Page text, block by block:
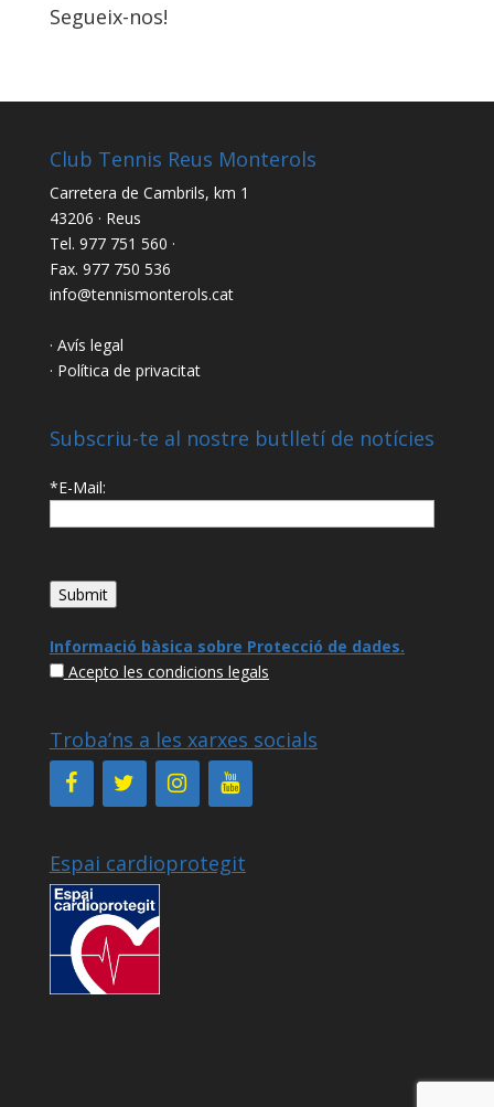
Segueix-nos!
Club Tennis Reus Monterols
Carretera de Cambrils, km 1
43206 · Reus
Tel. 977 751 560 ·
Fax. 977 750 536
info@tennismonterols.cat
· Avís legal
· Política de privacitat
Subscriu-te al nostre butlletí de notícies
*E-Mail:
Informació bàsica sobre Protecció de dades.
Acepto les condicions legals
Troba’ns a les xarxes socials
Espai cardioprotegit